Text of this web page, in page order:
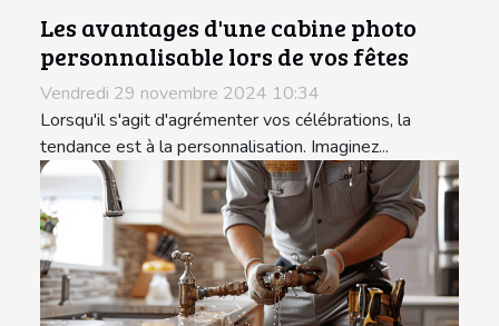
Les avantages d'une cabine photo
personnalisable lors de vos fêtes
Vendredi 29 novembre 2024 10:34
Lorsqu'il s'agit d'agrémenter vos célébrations, la
tendance est à la personnalisation. Imaginez...